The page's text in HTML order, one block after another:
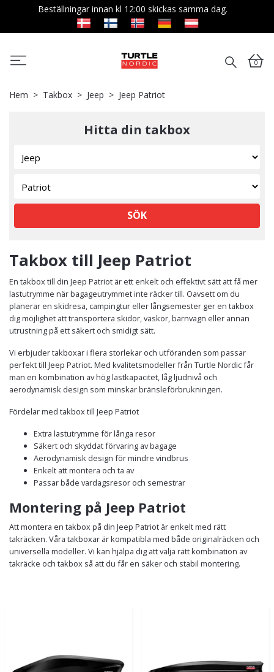
Beställningar innan kl 12:00 skickas samma dag.
0
Hem Takbox Jeep Jeep Patriot
Hitta din takbox
SÖK
Takbox till Jeep Patriot
En takbox till din Jeep Patriot är ett enkelt och effektivt sätt att få mer
lastutrymme när bagageutrymmet inte räcker till. Oavsett om du
planerar en skidresa, campingtur eller långsemester ger en takbox
dig möjlighet att transportera skidor, väskor, barnvagn eller annan
utrustning på ett säkert och smidigt sätt.
Vi erbjuder takboxar i flera storlekar och utföranden som passar
perfekt till Jeep Patriot. Med kvalitetsmodeller från Turtle Nordic får
man en kombination av hög lastkapacitet, låg ljudnivå och
aerodynamisk design som minskar bränsleförbrukningen.
Fördelar med takbox till Jeep Patriot
Extra lastutrymme för långa resor
Säkert och skyddat förvaring av bagage
Aerodynamisk design för mindre vindbrus
Enkelt att montera och ta av
Passar både vardagsresor och semestrar
Montering på Jeep Patriot
Att montera en takbox på din Jeep Patriot är enkelt med rätt
takräcken. Våra takboxar är kompatibla med både originalräcken och
universella modeller. Vi kan hjälpa dig att välja rätt kombination av
takräcke och takbox så att du får en säker och stabil montering.